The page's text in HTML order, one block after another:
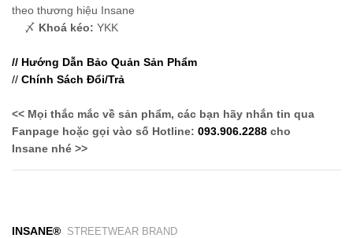
theo thương hiệu Insane
〆 Khoá kéo: YKK
// Hướng Dẫn Bảo Quản Sản Phẩm
// Chính Sách Đổi/Trả
<< Mọi thắc mắc về sản phẩm, các bạn hãy nhắn tin qua
Fanpage hoặc gọi vào số Hotline: 093.906.2288 cho
Insane nhé >>
INSANE® STREETWEAR BRAND